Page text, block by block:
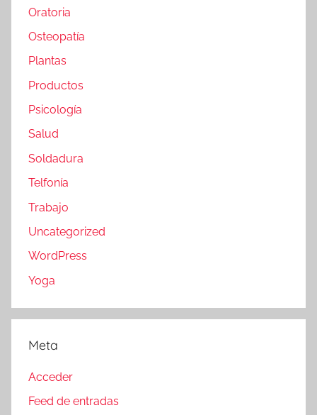
Oratoria
Osteopatía
Plantas
Productos
Psicología
Salud
Soldadura
Telfonía
Trabajo
Uncategorized
WordPress
Yoga
Meta
Acceder
Feed de entradas